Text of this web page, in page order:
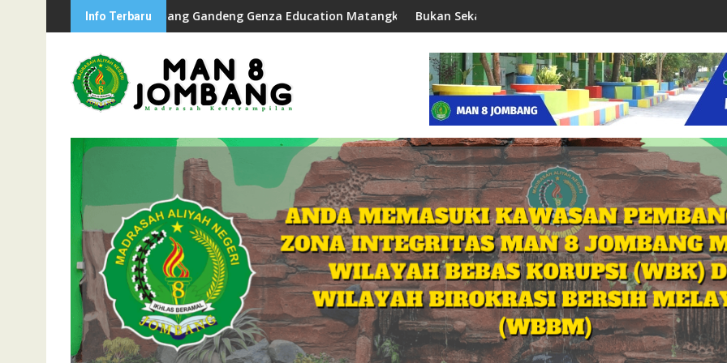
to
Info Terbaru
8 Jombang Sambut Anggota Baru
MAN 8 Jombang Gandeng Genza Education Matangkan Langkah Siswa Menuju PTN dan Sekolah Kedinasan
Bukan Sekadar Rutinitas, Rahasia Berkah Belajar di MAN 8Gandeng